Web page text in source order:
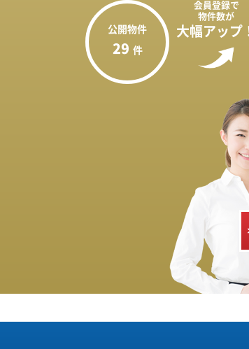
会員登録で
物件数が
大幅アップ
公開物件
29 件